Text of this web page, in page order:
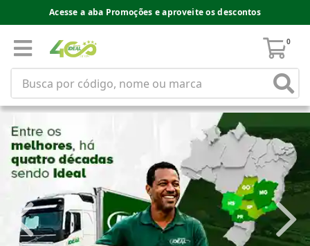
Acesse a aba Promoções e aproveite os descontos
0